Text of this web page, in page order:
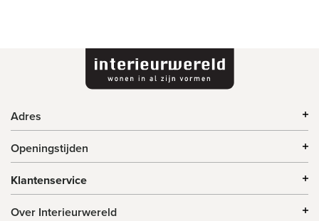
Adres
Openingstijden
Klantenservice
Over Interieurwereld